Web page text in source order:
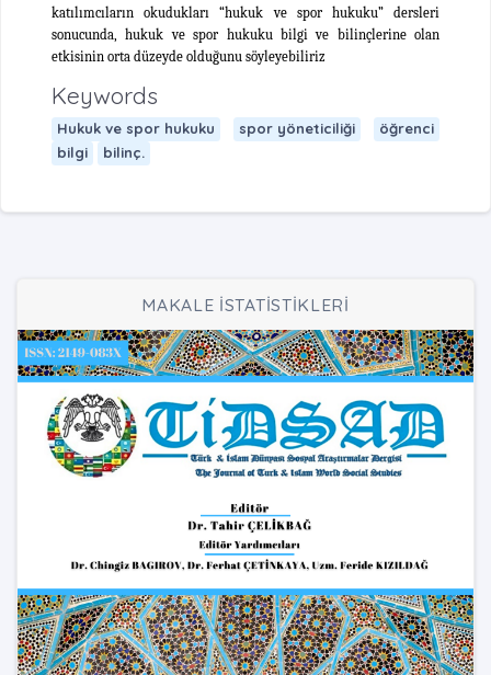
katılımcıların okudukları “hukuk ve spor hukuku” dersleri
sonucunda, hukuk ve spor hukuku bilgi ve bilinçlerine olan
etkisinin orta düzeyde olduğunu söyleyebiliriz
Keywords
Hukuk ve spor hukuku spor yöneticiliği
öğrenci
bilgi
bilinç.
MAKALE İSTATİSTİKLERİ